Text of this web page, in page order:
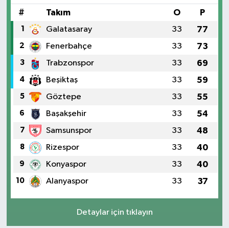
# Takım O P
1 Galatasaray 33 77
2 Fenerbahçe 33 73
3 Trabzonspor 33 69
4 Beşiktaş 33 59
5 Göztepe 33 55
6 Başakşehir 33 54
7 Samsunspor 33 48
8 Rizespor 33 40
9 Konyaspor 33 40
10 Alanyaspor 33 37
Detaylar için tıklayın